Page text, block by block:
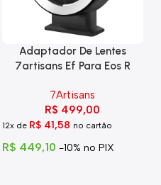
Adaptador De Lentes
7artisans Ef Para Eos R
7Artisans
R$ 499,00
12x de R$41,58 no cartão
R$ 449,10 -10% no PIX